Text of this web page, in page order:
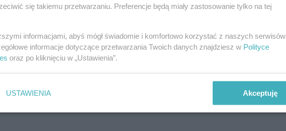
się takiemu przetwarzaniu. Preferencje będą miały zastosowanie tylko na tej
informacjami, abyś mógł świadomie i komfortowo korzystać z naszych serwisów
informacje dotyczące przetwarzania Twoich danych znajdziesz w Polityce
oraz po kliknięciu w „Ustawienia”.
USTAWIENIA Akceptuję